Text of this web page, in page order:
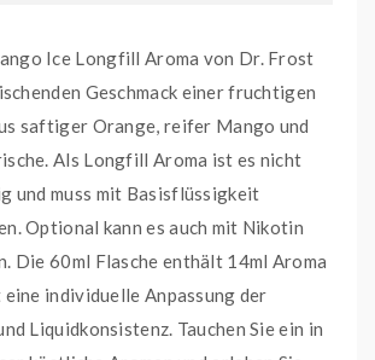
Ice Longfill Aroma von Dr. Frost
Geschmack einer fruchtigen
saftiger Orange, reifer Mango und
Als Longfill Aroma ist es nicht
und muss mit Basisflüssigkeit
Optional kann es auch mit Nikotin
Die 60ml Flasche enthält 14ml Aroma
individuelle Anpassung der
Liquidkonsistenz. Tauchen Sie ein in